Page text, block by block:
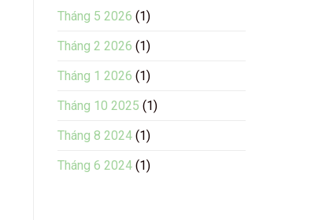
Tháng 5 2026 (1)
Tháng 2 2026 (1)
Tháng 1 2026 (1)
Tháng 10 2025 (1)
Tháng 8 2024 (1)
Tháng 6 2024 (1)